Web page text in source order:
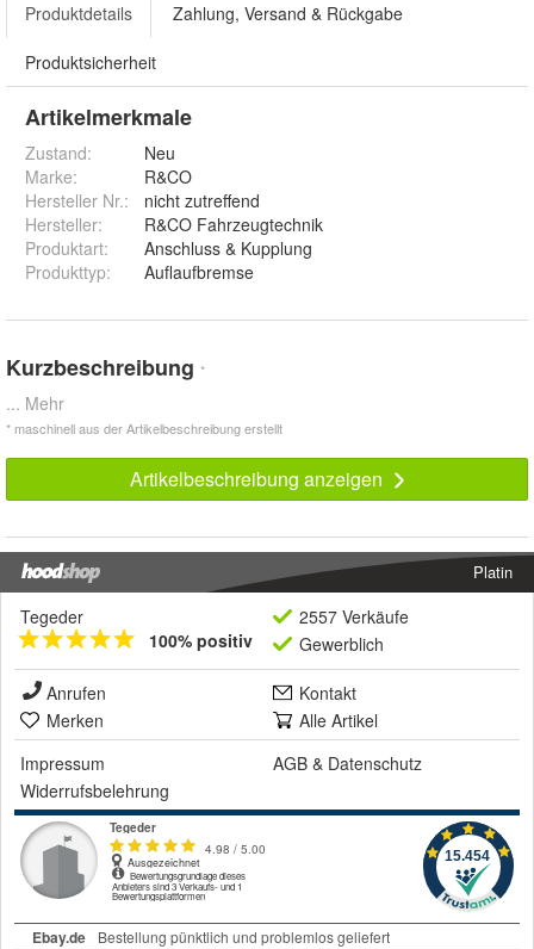
Produktdetails Zahlung, Versand & Rückgabe
Produktsicherheit
Artikelmerkmale
Zustand:
Neu
Marke:
R&CO
Hersteller Nr.:
nicht zutreffend
Hersteller:
R&CO Fahrzeugtechnik
Produktart:
Anschluss & Kupplung
Produkttyp: Auflaufbremse
Kurzbeschreibung *
... Mehr
* maschinell aus der Artikelbeschreibung erstellt
Artikelbeschreibung anzeigen
Platin
Tegeder
100% positiv
2557 Verkäufe
Gewerblich
Anrufen
Kontakt
Merken
Alle Artikel
Impressum
AGB & Datenschutz
Widerrufsbelehrung